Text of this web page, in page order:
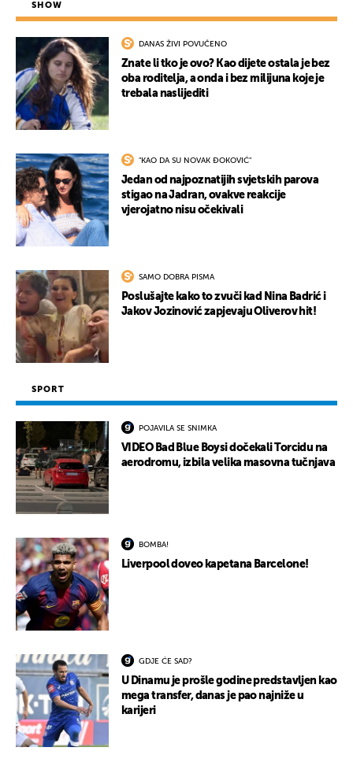
SHOW
DANAS ŽIVI POVUČENO
Znate li tko je ovo? Kao dijete ostala je bez
oba roditelja, a onda i bez milijuna koje je
trebala naslijediti
"KAO DA SU NOVAK ĐOKOVIĆ"
Jedan od najpoznatijih svjetskih parova
stigao na Jadran, ovakve reakcije
vjerojatno nisu očekivali
SAMO DOBRA PISMA
Poslušajte kako to zvuči kad Nina Badrić i
Jakov Jozinović zapjevaju Oliverov hit!
SPORT
POJAVILA SE SNIMKA
VIDEO Bad Blue Boysi dočekali Torcidu na
aerodromu, izbila velika masovna tučnjava
BOMBA!
Liverpool doveo kapetana Barcelone!
GDJE ĆE SAD?
U Dinamu je prošle godine predstavljen kao
mega transfer, danas je pao najniže u
karijeri